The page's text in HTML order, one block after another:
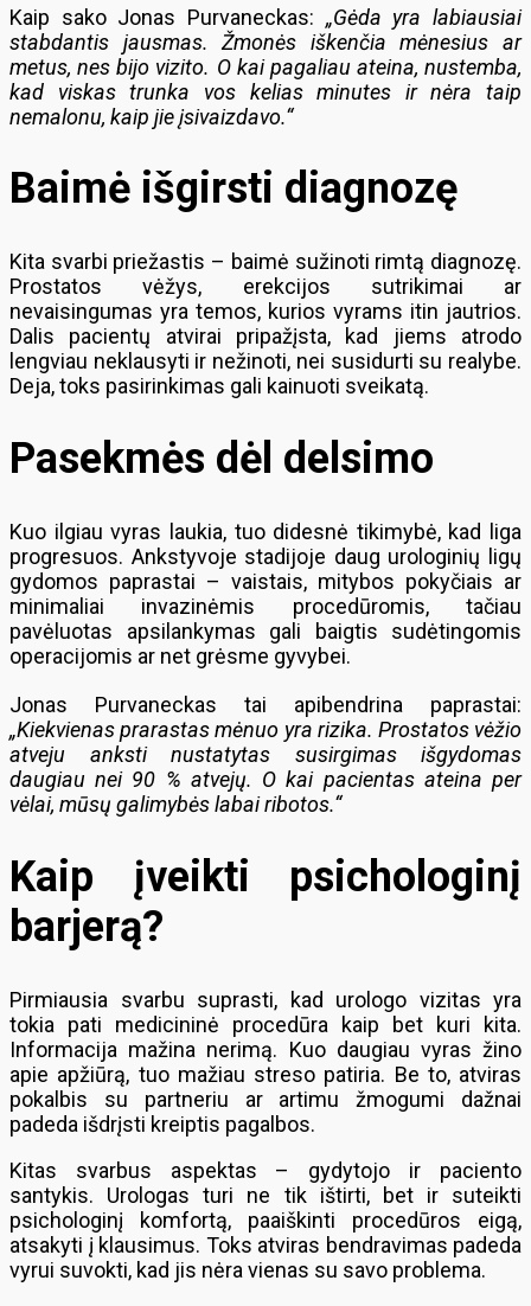
Kaip sako Jonas Purvaneckas: „Gėda yra labiausiai
stabdantis jausmas. Žmonės iškenčia mėnesius ar
metus, nes bijo vizito. O kai pagaliau ateina, nustemba,
kad viskas trunka vos kelias minutes ir nėra taip
nemalonu, kaip jie įsivaizdavo.“
Baimė išgirsti diagnozę
Kita svarbi priežastis – baimė sužinoti rimtą diagnozę.
Prostatos vėžys, erekcijos sutrikimai ar
nevaisingumas yra temos, kurios vyrams itin jautrios.
Dalis pacientų atvirai pripažįsta, kad jiems atrodo
lengviau neklausyti ir nežinoti, nei susidurti su realybe.
Deja, toks pasirinkimas gali kainuoti sveikatą.
Pasekmės dėl delsimo
Kuo ilgiau vyras laukia, tuo didesnė tikimybė, kad liga
progresuos. Ankstyvoje stadijoje daug urologinių ligų
gydomos paprastai – vaistais, mitybos pokyčiais ar
minimaliai invazinėmis procedūromis, tačiau
pavėluotas apsilankymas gali baigtis sudėtingomis
operacijomis ar net grėsme gyvybei.
Jonas Purvaneckas tai apibendrina paprastai:
„Kiekvienas prarastas mėnuo yra rizika. Prostatos vėžio
atveju anksti nustatytas susirgimas išgydomas
daugiau nei 90 % atvejų. O kai pacientas ateina per
vėlai, mūsų galimybės labai ribotos.“
Kaip įveikti psichologinį
barjerą?
Pirmiausia svarbu suprasti, kad urologo vizitas yra
tokia pati medicininė procedūra kaip bet kuri kita.
Informacija mažina nerimą. Kuo daugiau vyras žino
apie apžiūrą, tuo mažiau streso patiria. Be to, atviras
pokalbis su partneriu ar artimu žmogumi dažnai
padeda išdrįsti kreiptis pagalbos.
Kitas svarbus aspektas – gydytojo ir paciento
santykis. Urologas turi ne tik ištirti, bet ir suteikti
psichologinį komfortą, paaiškinti procedūros eigą,
atsakyti į klausimus. Toks atviras bendravimas padeda
vyrui suvokti, kad jis nėra vienas su savo problema.